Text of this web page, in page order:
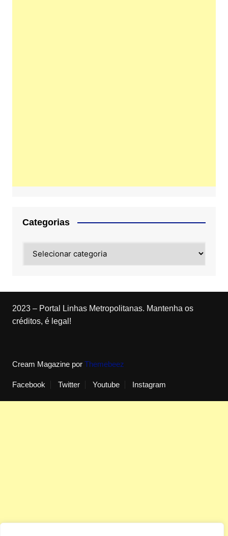
Categorias
2023 – Portal Linhas Metropolitanas. Mantenha os
créditos, é legal!
Cream Magazine por Themebeez
Facebook Twitter Youtube Instagram